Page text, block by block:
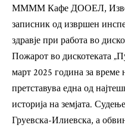
ММММ Кафе ДООЕЛ,
записник од извршен
здравје при работа во
Пожарот во дискотеката
март 2025 година за
претставува една од
историја на земјата.
Груевска-Илиевска, а